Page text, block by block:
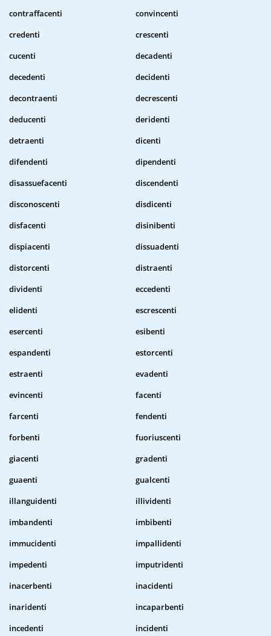
contraffacenti
convincenti
credenti
crescenti
cucenti
decadenti
decedenti
decidenti
decontraenti
decrescenti
deducenti
deridenti
detraenti
dicenti
difendenti
dipendenti
disassuefacenti
discendenti
disconoscenti
disdicenti
disfacenti
disinibenti
dispiacenti
dissuadenti
distorcenti
distraenti
dividenti
eccedenti
elidenti
escrescenti
esercenti
esibenti
espandenti
estorcenti
estraenti
evadenti
evincenti
facenti
farcenti
fendenti
forbenti
fuoriuscenti
giacenti
gradenti
guaenti
gualcenti
illanguidenti
illividenti
imbandenti
imbibenti
immucidenti
impallidenti
impedenti
imputridenti
inacerbenti
inacidenti
inaridenti
incaparbenti
incedenti
incidenti